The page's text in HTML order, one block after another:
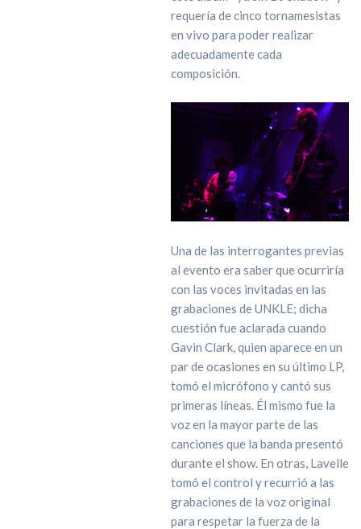
requería de cinco tornamesistas
en vivo para poder realizar
adecuadamente cada
composición.
Una de las interrogantes previas
al evento era saber que ocurriría
con las voces invitadas en las
grabaciones de UNKLE; dicha
cuestión fue aclarada cuando
Gavin Clark, quien aparece en un
par de ocasiones en su último LP,
tomó el micrófono y cantó sus
primeras líneas. Él mismo fue la
voz en la mayor parte de las
canciones que la banda presentó
durante el show. En otras, Lavelle
tomó el control y recurrió a las
grabaciones de la voz original
para respetar la fuerza de la